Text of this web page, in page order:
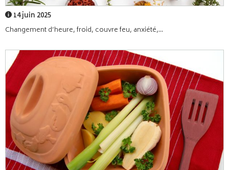
14 juin 2025
Changement d’heure, froid, couvre feu, anxiété,...